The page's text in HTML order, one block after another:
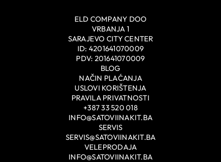
ELD COMPANY DOO
VRBANJA 1
SARAJEVO CITY CENTER
ID: 4201641070009
PDV: 201641070009
BLOG
NAČIN PLAĆANJA
USLOVI KORIŠTENJA
PRAVILA PRIVATNOSTI
+387 33 520 018
INFO@SATOVIINAKIT.BA
SERVIS
SERVIS@SATOVIINAKIT.BA
VELEPRODAJA
INFO@SATOVIINAKIT.BA